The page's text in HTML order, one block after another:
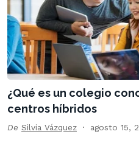
¿Qué es un colegio
centros híbridos
De Silvia Vázquez agosto 15,